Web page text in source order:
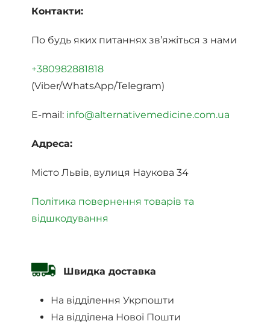
Контакти:
По будь яких питаннях зв’яжіться з нами
+380982881818
(Viber/WhatsApp/Telegram)
E-mail: info@alternativemedicine.com.ua
Адреса:
Місто Львів, вулиця Наукова 34
Політика повернення товарів та
відшкодування
Швидка доставка
На відділення Укрпошти
На відділена Нової Пошти